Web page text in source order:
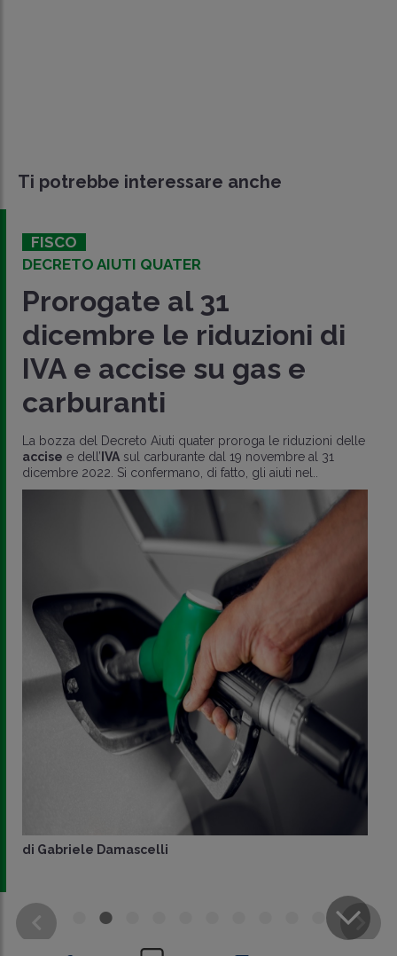
CONDIVIDI
Ti potrebbe interessare anche
FISCO
DECRETO AIUTI QUATER
Prorogate al 31
dicembre le riduzioni di
IVA e accise su gas e
carburanti
La bozza del Decreto Aiuti quater proroga le riduzioni delle
accise e dell’ IVA sul carburante dal 19 novembre al 31
dicembre 2022. Si confermano, di fatto, gli aiuti nel..
di Gabriele Damascelli